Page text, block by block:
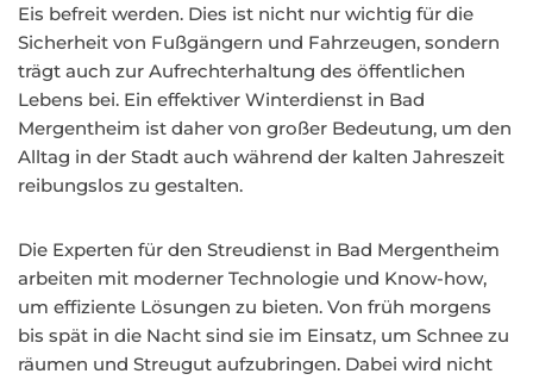
Eis befreit werden. Dies ist nicht nur wichtig für die
Sicherheit von Fußgängern und Fahrzeugen, sondern
trägt auch zur Aufrechterhaltung des öffentlichen
Lebens bei. Ein effektiver Winterdienst in Bad
Mergentheim ist daher von großer Bedeutung, um den
Alltag in der Stadt auch während der kalten Jahreszeit
reibungslos zu gestalten.
Die Experten für den Streudienst in Bad Mergentheim
arbeiten mit moderner Technologie und Know-how,
um effiziente Lösungen zu bieten. Von früh morgens
bis spät in die Nacht sind sie im Einsatz, um Schnee zu
räumen und Streugut aufzubringen. Dabei wird nicht